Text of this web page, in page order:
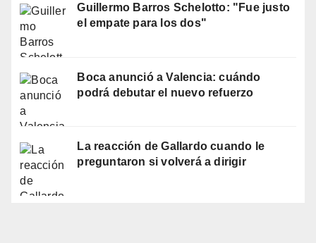
Guillermo Barros Schelotto: "Fue justo
el empate para los dos"
Boca anunció a Valencia: cuándo
podrá debutar el nuevo refuerzo
La reacción de Gallardo cuando le
preguntaron si volverá a dirigir